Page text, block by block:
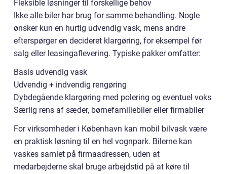
Fleksible løsninger til forskellige behov
Ikke alle biler har brug for samme behandling. Nogle
ønsker kun en hurtig udvendig vask, mens andre
efterspørger en decideret klargøring, for eksempel før
salg eller leasingaflevering. Typiske pakker omfatter:
Basis udvendig vask
Udvendig + indvendig rengøring
Dybdegående klargøring med polering og eventuel voks
Særlig rens af sæder, børnefamiliebiler eller firmabiler
For virksomheder i København kan mobil bilvask være
en praktisk løsning til en hel vognpark. Bilerne kan
vaskes samlet på firmaadressen, uden at
medarbejderne skal bruge arbejdstid på at køre til